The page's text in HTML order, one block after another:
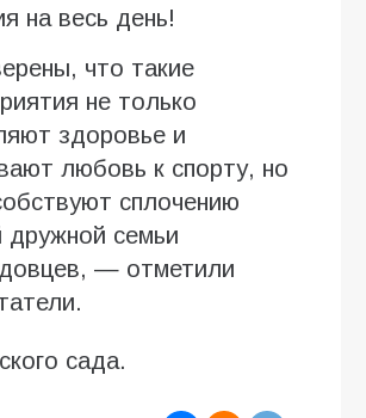
на весь день!
что такие
не только
здоровье и
любовь к спорту, но
сплочению
дружной семьи
— отметили
сада.